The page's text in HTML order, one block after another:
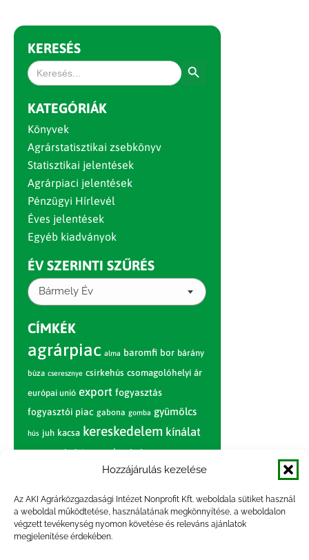
Hozzájárulás kezelése
Az AKI Agrárközgazdasági Intézet Nonprofit Kft. weboldala sütiket használ
a weboldal működtetése, használatának megkönnyítése, a weboldalon
végzett tevékenység nyomon követése és releváns ajánlatok
megjelenítése érdekében.
KERESÉS
Search
for:
KATEGÓRIÁK
Könyvek
Agrárstatisztikai zsebkönyv
Statisztikai jelentések
Agrárpiaci jelentések
Pénzügyi Hírlevél
Éves jelentések
Egyéb kiadványok
ÉV SZERINTI SZŰRÉS
Bármely Év
CÍMKÉK
agrárpiac alma baromfi bor bárány
búza cseresznye csirkehús csomagolóhelyi ár
európai unió export fogyasztás
fogyasztói piac gabona gomba gyümölcs
hús juh kacsa kereskedelem kínálat
marhahús nagybani piac
nemzetközi árinformációk
paradicsom piac piaci jelentés
pulyka pulykahús sertés sertéshús
szarvasmarha termelés
termelői